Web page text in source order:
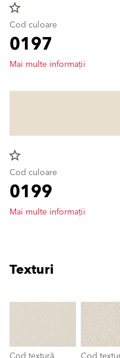
star_border
Cod culoare
0197
Mai multe informații
star_border
Cod culoare
0199
Mai multe informații
Texturi